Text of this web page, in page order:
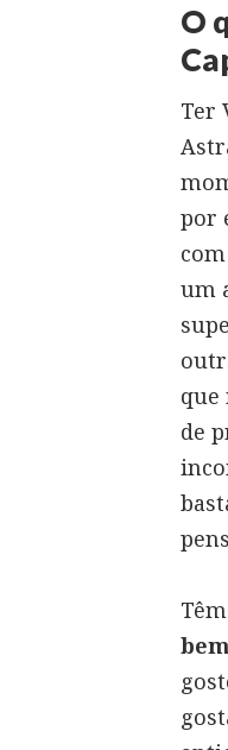
O
Ter
por
um
que
de